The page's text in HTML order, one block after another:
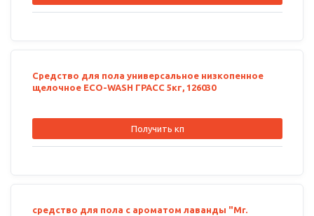
Средство для пола универсальное низкопенное
щелочное ECO-WASH ГРАСС 5кг, 126030
Получить кп
средство для пола с ароматом лаванды "Mr.